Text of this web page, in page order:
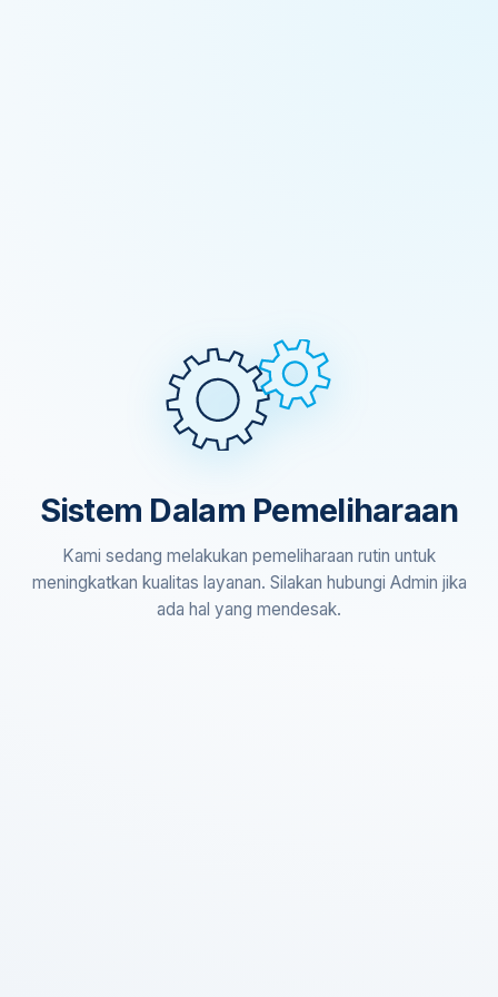
Sistem Dalam Pemeliharaan
Kami sedang melakukan pemeliharaan rutin untuk
meningkatkan kualitas layanan. Silakan hubungi Admin jika
ada hal yang mendesak.